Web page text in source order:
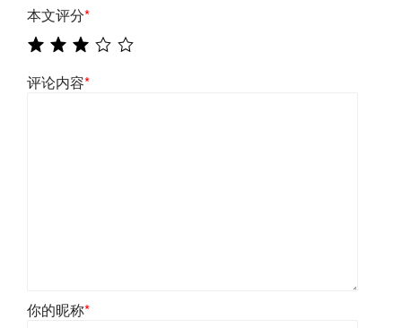
本文评分*
评论内容*
你的昵称*